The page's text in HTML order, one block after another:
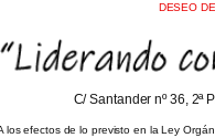
DESEO
C/ Santander nº 36, 2ª
los efectos de lo previsto en la Ley